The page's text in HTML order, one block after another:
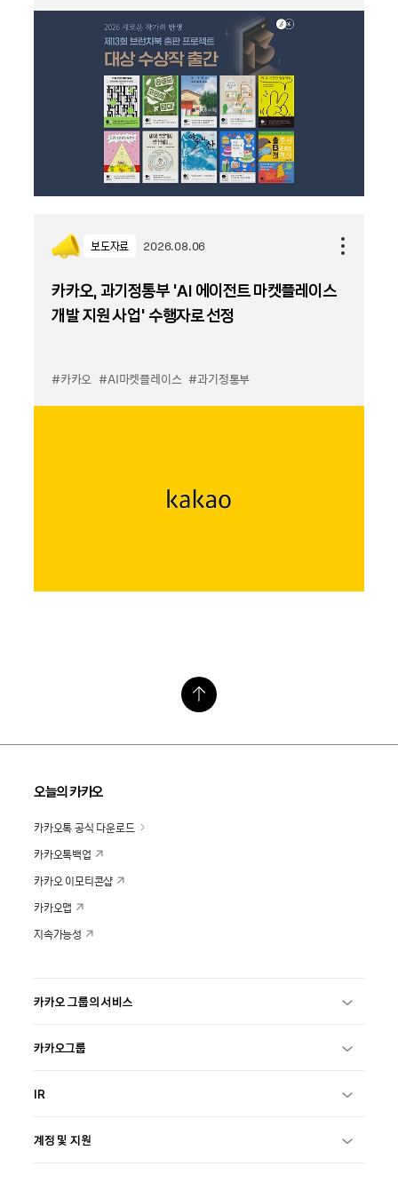
보도자료 2026.08.06
카카오, 과기정통부 ‘AI 에이전트 마켓플레이스
개발 지원 사업’ 수행자로 선정
#카카오 #AI마켓플레이스 #과기정통부
오늘의 카카오
카카오톡 공식 다운로드
카카오톡백업
카카오 이모티콘샵
카카오맵
지속가능성
카카오 그룹의 서비스
카카오그룹
IR
계정 및 지원